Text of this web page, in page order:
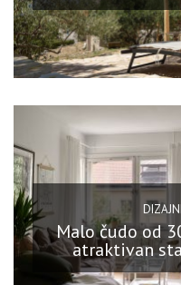
Malo čudo od
atraktivan